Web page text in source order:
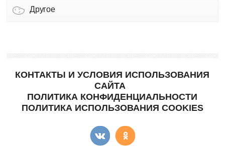
Другое
КОНТАКТЫ И УСЛОВИЯ ИСПОЛЬЗОВАНИЯ
САЙТА
ПОЛИТИКА КОНФИДЕНЦИАЛЬНОСТИ
ПОЛИТИКА ИСПОЛЬЗОВАНИЯ COOKIES